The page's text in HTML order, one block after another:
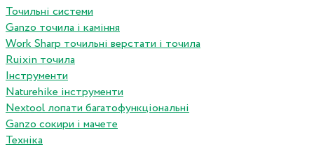
Точильні системи
Ganzo точила і каміння
Work Sharp точильні верстати і точила
Ruixin точила
Інструменти
Naturehike інструменти
Nextool лопати багатофункціональні
Ganzo сокири і мачете
Техніка